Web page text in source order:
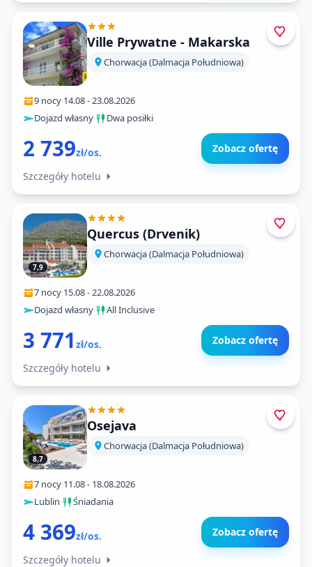
Ville Prywatne - Makarska
Chorwacja (Dalmacja Południowa)
9 nocy·14.08-23.08.2026
Dojazd własny· Dwa posiłki
2 739zł/os. Zobacz ofertę
Szczegóły hotelu
7,9
Quercus (Drvenik)
Chorwacja (Dalmacja Południowa)
7 nocy·15.08-22.08.2026
Dojazd własny· All Inclusive
3 771 zł/os. Zobacz ofertę
Szczegóły hotelu
8,7
Osejava
Chorwacja (Dalmacja Południowa)
7 nocy·11.08- 18.08.2026
Lublin· Śniadania
4 369zł/os. Zobacz ofertę
Szczegóły hotelu